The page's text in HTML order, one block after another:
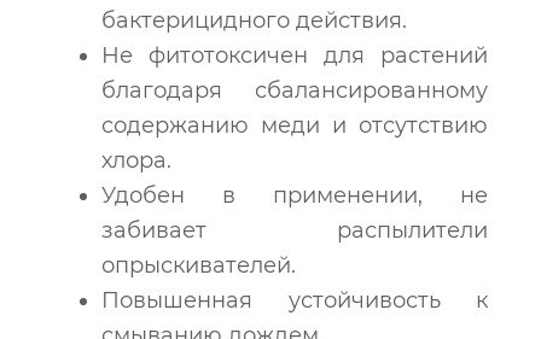
бактерицидного действия.
Не фитотоксичен для растений
благодаря сбалансированному
содержанию меди и отсутствию
хлора.
Удобен в применении, не
забивает распылители
опрыскивателей.
Повышенная устойчивость к